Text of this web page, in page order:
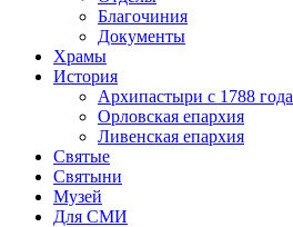
Благочиния
Документы
Храмы
История
Архипастыри с 1788 года
Орловская епархия
Ливенская епархия
Святые
Святыни
Музей
Для СМИ